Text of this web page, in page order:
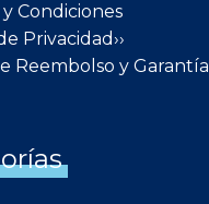
Condiciones
Privacidad››
Reembolso y Garantía